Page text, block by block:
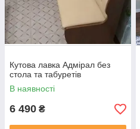
Кутова лавка Адмірал без
стола та табуретів
В наявності
6 490 ₴